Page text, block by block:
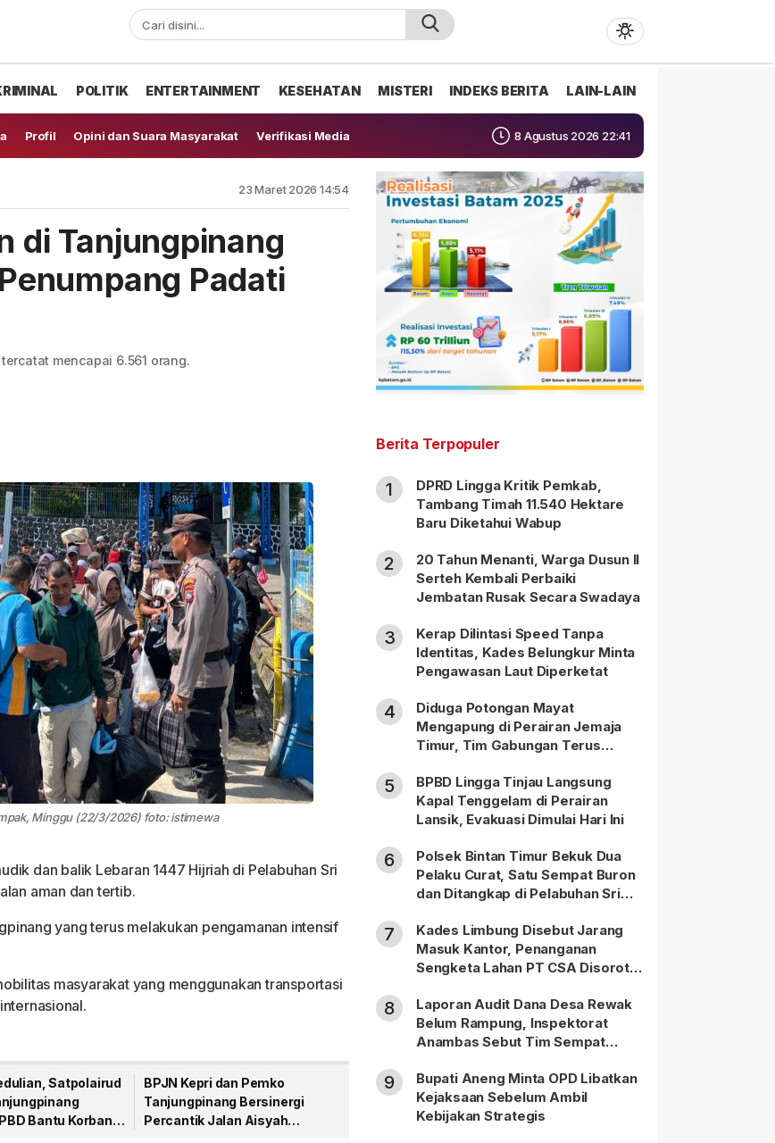
POLITIK ENTERTAINMENT KESEHATAN MISTERI INDEKS BERITA LAIN-LAIN
Profil Opini dan Suara Masyarakat Verifikasi Media 8 Agustus 2026 22:41
23 Maret 2026 14:54
di Tanjungpinang
Padati
mencapai 6.561 orang.
Minggu (22/3/2026) foto: istimewa
dan balik Lebaran 1447 Hijriah di Pelabuhan Sri
aman dan tertib.
yang terus melakukan pengamanan intensif
masyarakat yang menggunakan transportasi
Satpolairud
Bantu Korban
BPJN Kepri dan Pemko
Tanjungpinang Bersinergi
Percantik Jalan Aisyah
Berita Terpopuler
1
DPRD Lingga Kritik Pemkab,
Tambang Timah 11.540 Hektare
Baru Diketahui Wabup
2
20 Tahun Menanti, Warga Dusun II
Serteh Kembali Perbaiki
Jembatan Rusak Secara Swadaya
3
Kerap Dilintasi Speed Tanpa
Identitas, Kades Belungkur Minta
Pengawasan Laut Diperketat
4
Diduga Potongan Mayat
Mengapung di Perairan Jemaja
Timur, Tim Gabungan Terus
5
BPBD Lingga Tinjau Langsung
Kapal Tenggelam di Perairan
Lansik, Evakuasi Dimulai Hari Ini
6
Polsek Bintan Timur Bekuk Dua
Pelaku Curat, Satu Sempat Buron
dan Ditangkap di Pelabuhan Sri
7
Kades Limbung Disebut Jarang
Masuk Kantor, Penanganan
Sengketa Lahan PT CSA Disorot
8
Laporan Audit Dana Desa Rewak
Belum Rampung, Inspektorat
Anambas Sebut Tim Sempat
9
Bupati Aneng Minta OPD Libatkan
Kejaksaan Sebelum Ambil
Kebijakan Strategis